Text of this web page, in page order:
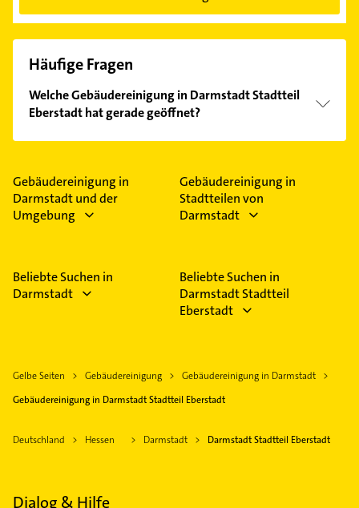
Häufige Fragen
Welche Gebäudereinigung in Darmstadt Stadtteil
Eberstadt hat gerade geöffnet?
Im Anbieter-Bereich finden Sie alleÖffnungszeiten.
Feiertagen abweichen können.
Gebäudereinigung in
Darmstadt und der
Umgebung
Gebäudereinigung in
Stadtteilen von
Darmstadt
Beliebte Suchen in
Darmstadt
Beliebte Suchen in
Darmstadt Stadtteil
Eberstadt
Gelbe Seiten Gebäudereinigung
Gebäudereinigung in Darmstadt
Gebäudereinigung in Darmstadt Stadtteil Eberstadt
Deutschland Hessen Darmstadt Darmstadt Stadtteil Eberstadt
Dialog & Hilfe